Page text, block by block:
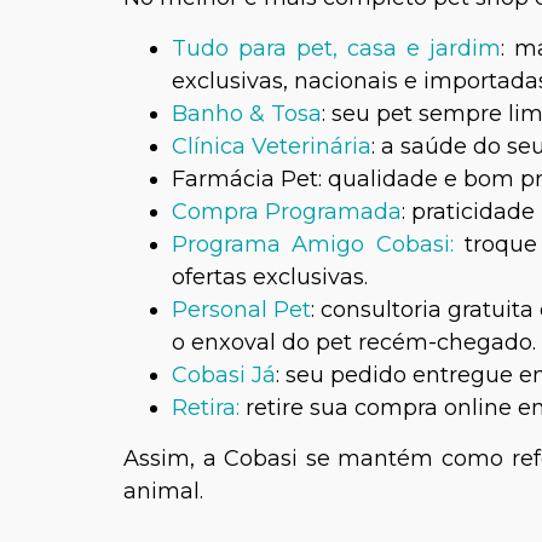
Tudo para pet, casa e jardim:
exclusivas, nacionais e
Banho & Tosa: seu pet sempre
Clínica Veterinária: a saúde do
Farmácia Pet: qualidade e bom
Compra Programada: praticidade
Programa Amigo Cobasi:
ofertas exclusivas.
Personal Pet: consultoria
o enxoval do pet recém-chegado.
Cobasi Já: seu pedido entregue
Retira: retire sua compra online
Assim, a Cobasi se mantém como
animal.